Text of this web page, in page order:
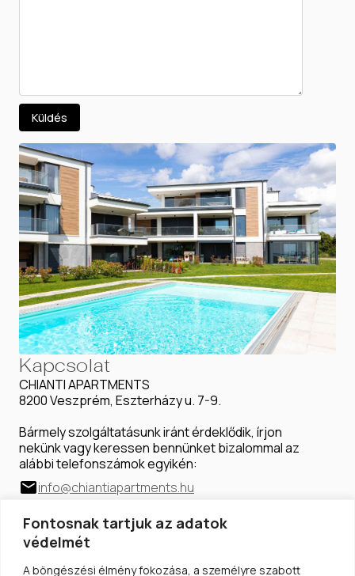
Fontosnak tartjuk az adatok
védelmét
A böngészési élmény fokozása, a személyre szabott
Kapcsolat
CHIANTI APARTMENTS
8200 Veszprém, Eszterházy u. 7-9.
Bármely szolgáltatásunk iránt érdeklődik, írjon
nekünk vagy keressen bennünket bizalommal az
alábbi telefonszámok egyikén:
info@chiantiapartments.hu
Dióssy Csaba +36 (70) 426-6035